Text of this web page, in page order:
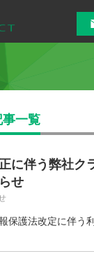
一覧
に伴う弊社ク
せ
保護法改定に伴う